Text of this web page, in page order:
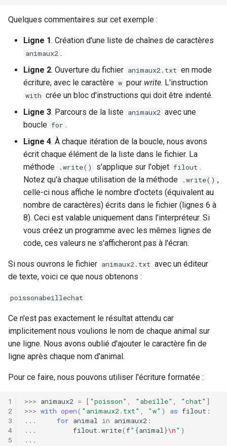
Quelques commentaires sur cet exemple :
Ligne 1. Création d'une liste de chaînes de caractères
animaux2 .
Ligne 2. Ouverture du fichier animaux2.txt en mode
écriture, avec le caractère w pour write. L'instruction
with crée un bloc d'instructions qui doit être indenté.
Ligne 3. Parcours de la liste animaux2 avec une
boucle for .
Ligne 4. À chaque itération de la boucle, nous avons
écrit chaque élément de la liste dans le fichier. La
méthode
.write() s'applique sur l'objet filout .
Notez qu'à chaque utilisation de la méthode
.write() ,
celle-ci nous affiche le nombre d'octets (équivalent au
nombre de caractères) écrits dans le fichier (lignes 6 à
8). Ceci est valable uniquement dans l'interpréteur. Si
vous créez un programme avec les mêmes lignes de
code, ces valeurs ne s'afficheront pas à l'écran.
Si nous ouvrons le fichier animaux2.txt avec un éditeur
de texte, voici ce que nous obtenons :
poissonabeillechat
Ce n'est pas exactement le résultat attendu car
implicitement nous voulions le nom de chaque animal sur
une ligne. Nous avons oublié d'ajouter le caractère fin de
ligne après chaque nom d'animal.
Pour ce faire, nous pouvons utiliser l'écriture formatée :
>>> animaux2 = [ "poisson" , "abeille" , "chat" ]
>>> with open( "animaux2.txt" , "w" ) as filout :
...
for animal in animaux2 :
...
filout .write(f" {animal}\n" )
...